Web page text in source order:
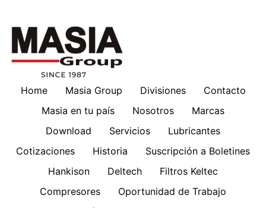
Home Masia Group Divisiones
Contacto
Masia en tu país
Nosotros
Marcas
Download
Servicios
Lubricantes
Cotizaciones
Historia
Suscripción a Boletines
Hankison
Deltech
Filtros Keltec
Compresores
Oportunidad de Trabajo